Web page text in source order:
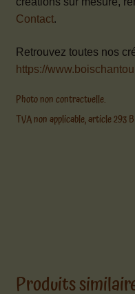
Contact.
Retrouvez toutes nos
https://
Photo non contractuelle.
TVA non applicable, article 293
Produits